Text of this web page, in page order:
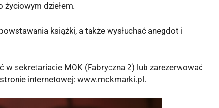
życiowym dziełem.
książki, a także wysłuchać anegdot i
w sekretariacie MOK (Fabryczna 2) lub zarezerwować
internetowej: www.mokmarki.pl.